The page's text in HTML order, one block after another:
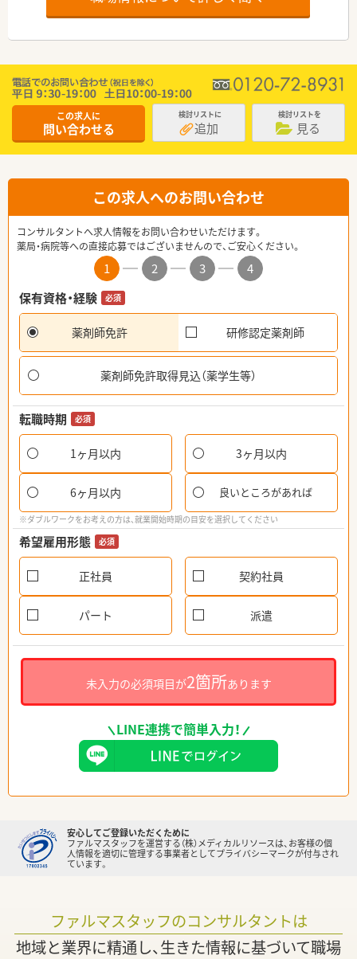
この求人に
問い合わせる
検討リストに
追加
検討リストを
見る
この求人へのお問い合わせ
コンサルタントへ求人情報をお問い合わせいただけます。
薬局・病院等への直接応募ではございませんので、ご安心ください。
1 2 3
4
保有資格・経験
必須
薬剤師免許 研修認定薬剤師
薬剤師免許取得見込（薬学生等）
転職時期 必須
1ヶ月以内 3ヶ月以内
6ヶ月以内 良いところがあれば
※ダブルワークをお考えの方は、就業開始時期の目安を選択してください
希望雇用形態 必須
正社員 契約社員
パート 派遣
未入力の必須項目が2箇所あります
LINE連携で簡単入力！
安心してご登録いただくために
ファルマスタッフを運営する（株）メディカルリソースは、お客様の個
人情報を適切に管理する事業者としてプライバシーマークが付与され
ています。
ファルマスタッフのコンサルタントは
地域と業界に精通し、生きた情報に基づいて職場